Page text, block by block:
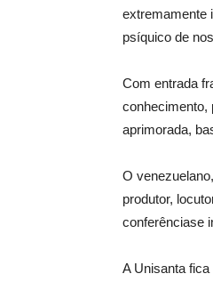
extremamente
psíquico de
Com entrada
conhecimento,
aprimorada,
O
produtor,
conferênciase
A Unisanta